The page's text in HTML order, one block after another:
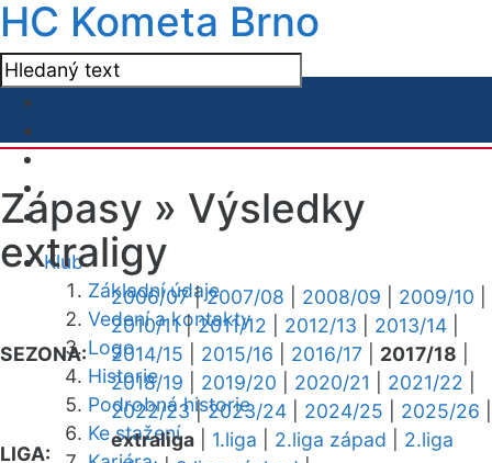
HC Kometa Brno
Klub
Základní údaje
Vedení a kontakty
Logo
Historie
Podrobná historie
Ke stažení
Zápasy » Výsledky
extraligy
SEZONA:
2006/07|2007/08 2008/09 2009/10
2010/11|2011/12 2012/13 2013/14
2014/15
2015/16 2016/17 2017/18
2018/19
2019/20 2020/21 2021/22
2022/23|2023/24 2024/25 2025/26
LIGA:
extraliga 1.liga 2.liga západ
2.liga